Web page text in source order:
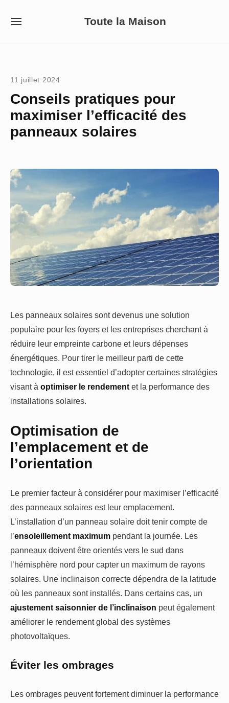
Toute la Maison
SITE
11 juillet 2024
Conseils pratiques pour
maximiser l’efficacité des
panneaux solaires
Les panneaux solaires sont devenus une solution
populaire pour les foyers et les entreprises cherchant à
réduire leur empreinte carbone et leurs dépenses
énergétiques. Pour tirer le meilleur parti de cette
technologie, il est essentiel d’adopter certaines stratégies
visant à optimiser le rendement et la performance des
installations solaires.
Optimisation de
l’emplacement et de
l’orientation
Le premier facteur à considérer pour maximiser l’efficacité
des panneaux solaires est leur emplacement.
L’installation d’un panneau solaire doit tenir compte de
l’ensoleillement maximum pendant la journée. Les
panneaux doivent être orientés vers le sud dans
l’hémisphère nord pour capter un maximum de rayons
solaires. Une inclinaison correcte dépendra de la latitude
où les panneaux sont installés. Dans certains cas, un
ajustement saisonnier de l’inclinaison peut également
améliorer le rendement global des systèmes
photovoltaïques.
Éviter les ombrages
Les ombrages peuvent fortement diminuer la performance